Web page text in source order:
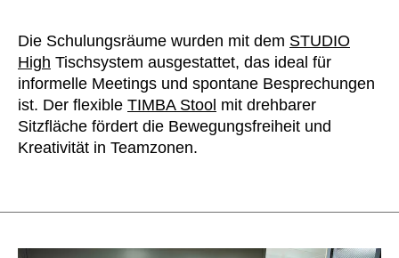
Die Schulungsräume wurden mit dem STUDIO
High Tischsystem ausgestattet, das ideal für
informelle Meetings und spontane Besprechungen
ist. Der flexible TIMBA Stool mit drehbarer
Sitzfläche fördert die Bewegungsfreiheit und
Kreativität in Teamzonen.